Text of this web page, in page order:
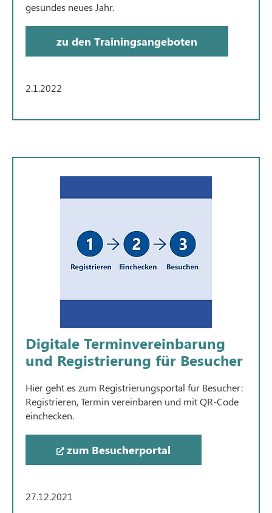
gesundes neues Jahr.
zu den Trainingsangeboten
2.1.2022
Digitale Terminvereinbarung
und Registrierung für Besucher
Hier geht es zum Registrierungsportal für Besucher:
Registrieren, Termin vereinbaren und mit QR-Code
einchecken.
zum Besucherportal
27.12.2021